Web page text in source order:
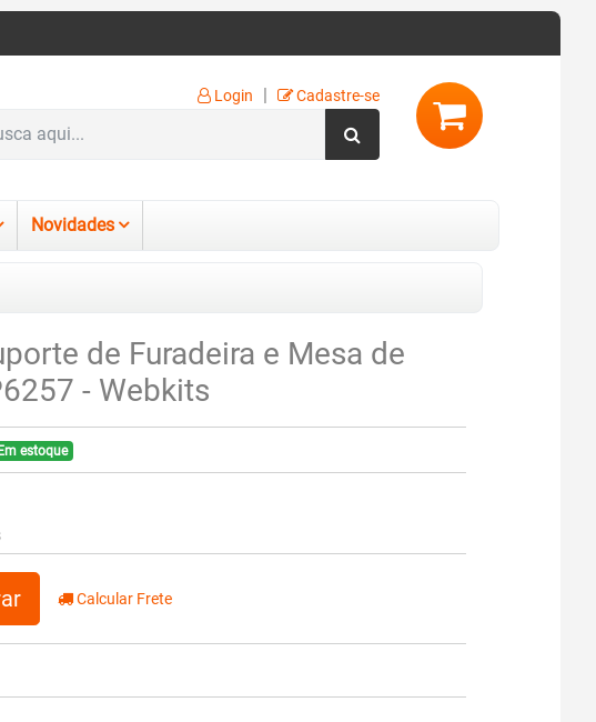
Login | Cadastre-se
Novidades
de Furadeira e Mesa de
- Webkits
Em estoque
Calcular Frete